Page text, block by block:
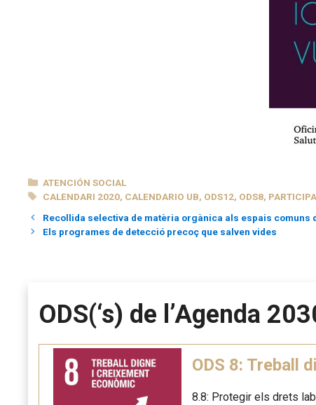
CATEGORÍAS
ATENCIÓN SOCIAL
ETIQUETAS
CALENDARI 2020, CALENDARIO UB, ODS12, ODS8,
Recollida selectiva de matèria orgànica als espais comuns
Els programes de detecció precoç que salven vides
ODS(‘s) de l’Agenda
ODS 8: Treball
8.8: Protegir els drets